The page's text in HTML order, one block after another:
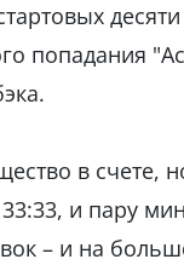
попадания
в счете,
и пару
– и на